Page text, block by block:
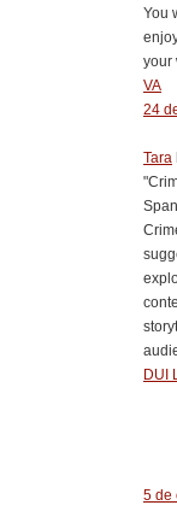
You
your
VA
24
Tara
DUI
5 de